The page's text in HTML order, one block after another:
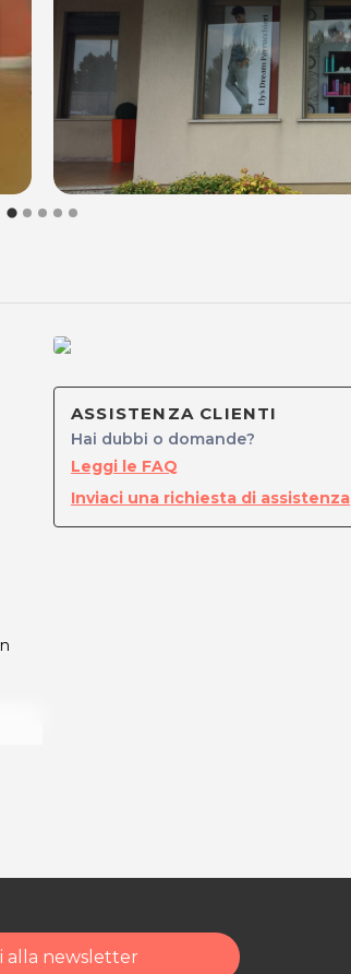
ASSISTENZA CLIENTI
Hai dubbi o domande?
Leggi le FAQ
Inviaci una richiesta di assistenza
alla newsletter